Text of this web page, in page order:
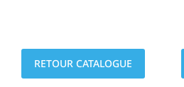
RETOUR CATALOGUE